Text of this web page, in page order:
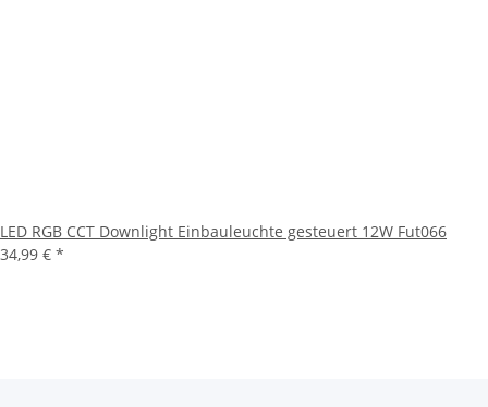
LED RGB CCT Downlight Einbauleuchte gesteuert 12W Fut066
34,99 € *